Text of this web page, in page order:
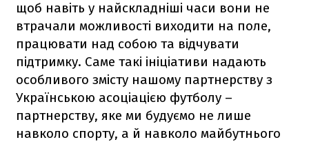
щоб навіть у найскладніші часи вони не
втрачали можливості виходити на поле,
працювати над собою та відчувати
підтримку. Саме такі ініціативи надають
особливого змісту нашому партнерству з
Українською асоціацією футболу –
партнерству, яке ми будуємо не лише
навколо спорту, а й навколо майбутнього